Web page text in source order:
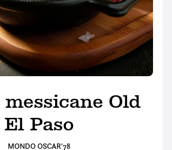
messicane Old
El Paso
MONDO OSCAR'78